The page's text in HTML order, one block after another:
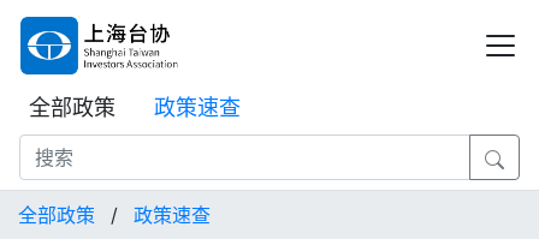
全部政策 政策速查
全部政策 / 政策速查